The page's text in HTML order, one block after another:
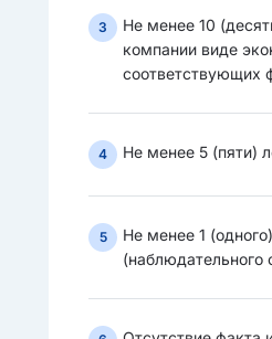
3
Не менее 10
компании виде
соответствующих
4 Не менее 5 (пяти)
5
Не менее 1
(наблюдательного